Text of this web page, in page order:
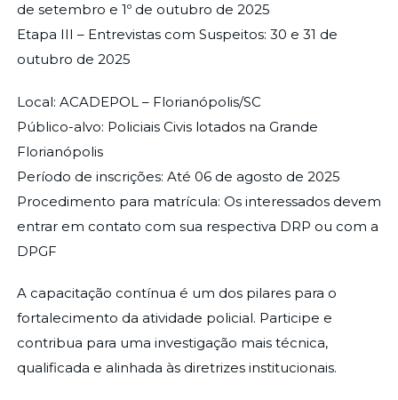
de setembro e 1º de outubro de 2025
Etapa III – Entrevistas com Suspeitos: 30 e 31 de
outubro de 2025
Local: ACADEPOL – Florianópolis/SC
Público-alvo: Policiais Civis lotados na Grande
Florianópolis
Período de inscrições: Até 06 de agosto de 2025
Procedimento para matrícula: Os interessados devem
entrar em contato com sua respectiva DRP ou com a
DPGF
A capacitação contínua é um dos pilares para o
fortalecimento da atividade policial. Participe e
contribua para uma investigação mais técnica,
qualificada e alinhada às diretrizes institucionais.